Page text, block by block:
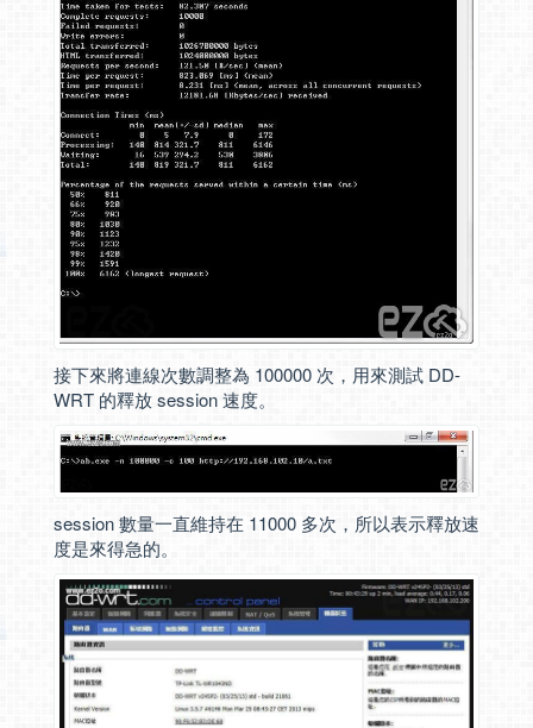
接下來將連線次數調整為 100000 次，用來測試 DD-
WRT 的釋放 session 速度。
session 數量一直維持在 11000 多次，所以表示釋放速
度是來得急的。